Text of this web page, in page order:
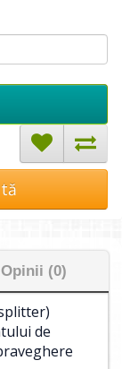
Opinii (0)
de